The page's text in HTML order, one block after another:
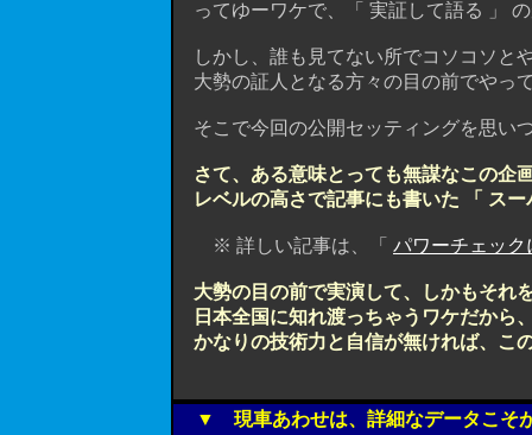
ってゆーワケで、「 実証して語る 」
しかし、誰も見てない所でコソコソと
大勢の証人となる方々の目の前でやっ
そこで今回の公開セッティングを思い
さて、ある意味とっても無謀なこの企
レベルの高さで記事にも書いた 「 ス
※ 詳しい記事は、「 パワーチェック
大勢の目の前で実演して、しかもそれ
日本全国に知れ渡っちゃうワケだから
かなりの技術力と自信が無ければ、こ
▼ 現車あわせは、詳細なデータこそ